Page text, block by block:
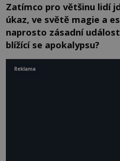
Zatímco pro většinu lidí
úkaz, ve světě magie a
naprosto zásadní
blížící se apokalypsu?
Reklama